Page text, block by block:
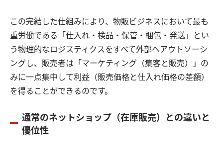
この完結した仕組みにより、物販ビジネスにおいて最も
重労働である「仕入れ・検品・保管・梱包・発送」とい
う物理的なロジスティクスをすべて外部へアウトソーシ
ングし、販売者は「マーケティング（集客と販売）」の
みに一点集中して利益（販売価格と仕入れ価格の差額）
を得ることができるのです。
通常のネットショップ（在庫販売）との違いと
優位性